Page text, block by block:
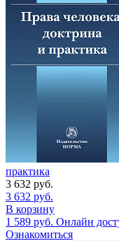
практика
3 632 руб.
3 632 руб.
В корзину
1 589 руб. Онлайн
Ознакомиться